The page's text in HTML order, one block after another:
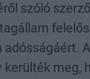
szóló
kerülték meg,